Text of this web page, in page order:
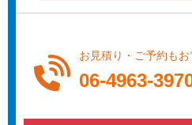
お見積り・ご予約も
06-4963-